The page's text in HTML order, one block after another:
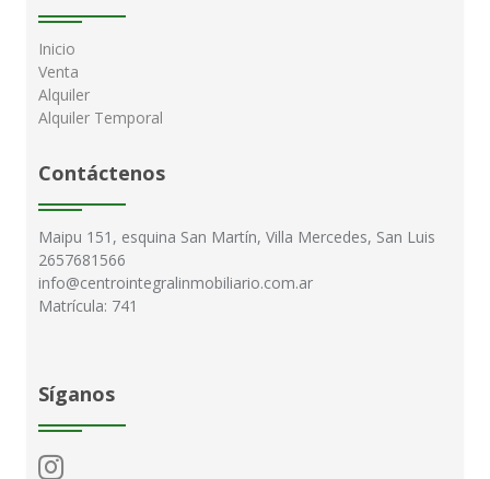
Inicio
Venta
Alquiler
Alquiler Temporal
Contáctenos
Maipu 151, esquina San Martín, Villa Mercedes, San Luis
2657681566
info@centrointegralinmobiliario.com.ar
Matrícula: 741
Síganos